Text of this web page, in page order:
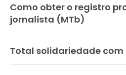
Como obter o registro
jornalista (MTb)
Total solidariedade com